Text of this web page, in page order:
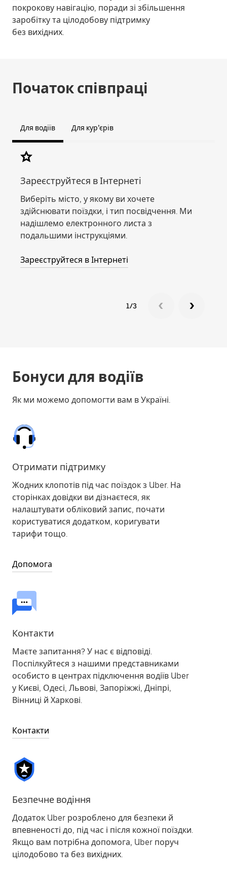
покрокову навігацію, поради зі збільшення
заробітку та цілодобову підтримку
без вихідних.
Початок співпраці
Для водіїв Для кур’єрів
Зареєструйтеся в Інтернеті
Виберіть місто, у якому ви хочете
здійснювати поїздки, і тип посвідчення. Ми
надішлемо електронного листа з
подальшими інструкціями.
Зареєструйтеся в Інтернеті
1/3
Бонуси для водіїв
Як ми можемо допомогти вам в Україні.
Отримати підтримку
Жодних клопотів під час поїздок з Uber. На
сторінках довідки ви дізнаєтеся, як
налаштувати обліковий запис, почати
користуватися додатком, коригувати
тарифи тощо.
Допомога
Контакти
Маєте запитання? У нас є відповіді.
Поспілкуйтеся з нашими представниками
особисто в центрах підключення водіїв Uber
у Києві, Одесі, Львові, Запоріжжі, Дніпрі,
Вінниці й Харкові.
Контакти
Безпечне водіння
Додаток Uber розроблено для безпеки й
впевненості до, під час і після кожної поїздки.
Якщо вам потрібна допомога, Uber поруч
цілодобово та без вихідних.